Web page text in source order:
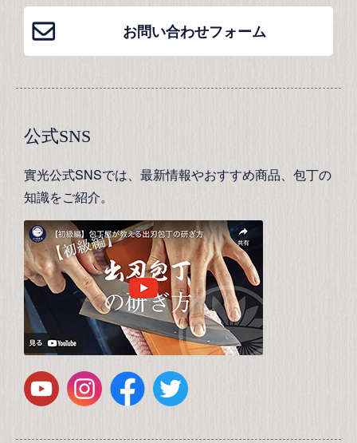
お問い合わせフォーム
公式SNS
實光公式SNSでは、最新情報やおすすめ商品、包丁の
知識をご紹介。